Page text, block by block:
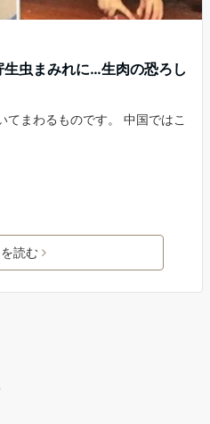
虫まみれに…生肉の恐ろし
まわるものです。 中国ではこ
読む